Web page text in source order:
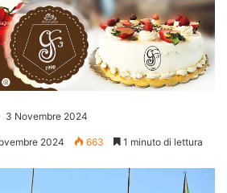
3 Novembre 2024
2024 663 1 minuto di lettura